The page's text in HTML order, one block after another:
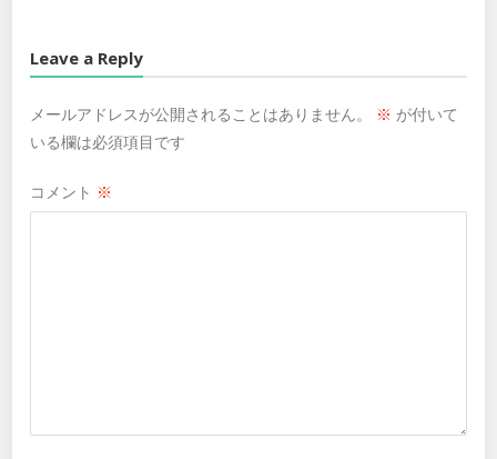
Leave a Reply
メールアドレスが公開されることはありません。 ※ が付いて
いる欄は必須項目です
コメント ※